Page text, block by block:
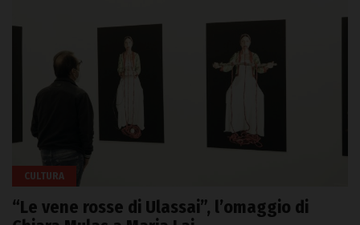
CULTURA
“Le vene rosse di Ulassai”, l’omaggio di